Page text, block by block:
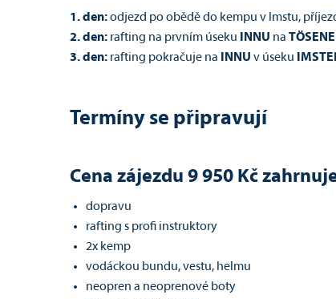
1. den:odjezd po obědě do kempu v Imstu,
2. den: rafting na prvním úseku INNU na
3. den: rafting pokračuje na INNU v úseku
Termíny se připravují
Cena zájezdu 9 950 Kč
dopravu
rafting s profi instruktory
2x kemp
vodáckou bundu, vestu, helmu
neopren a neoprenové boty